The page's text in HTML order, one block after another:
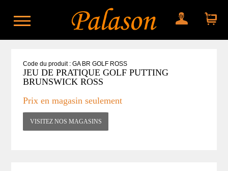
Mon compteMon panier
Code du produit : GA BR GOLF ROSS
JEU DE PRATIQUE GOLF PUTTING
BRUNSWICK ROSS
Prix en magasin seulement
VISITEZ NOS MAGASINS